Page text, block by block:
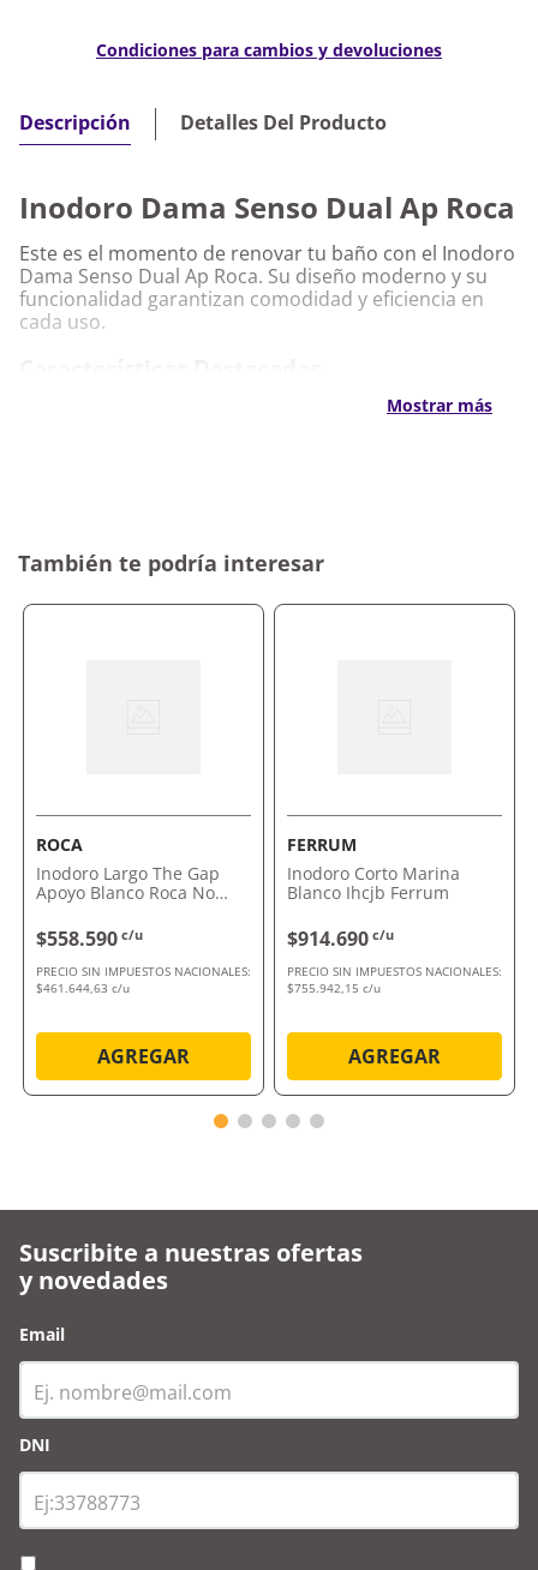
Condiciones para cambios y devoluciones
Descripción Detalles Del Producto
Inodoro Dama Senso Dual Ap Roca
Este es el momento de renovar tu baño con el Inodoro
Dama Senso Dual Ap Roca. Su diseño moderno y su
funcionalidad garantizan comodidad y eficiencia en
cada uso.
Inodoro Dama Senso Dual Ap Roca
Material de alta calidad que garantiza resistencia
y durabilidad
Comprálo ahora con envío a domicilio o retiro en
tienda.
Mostrar más
También te podría interesar
ROCA
Inodoro Largo The Gap
Apoyo Blanco Roca No
asiento
$558.590 c/u
PRECIO SIN IMPUESTOS NACIONALES:
$461.644,63 c/u
AGREGAR
FERRUM
Inodoro Corto Marina
Blanco Ihcjb Ferrum
$914.690 c/u
PRECIO SIN IMPUESTOS NACIONALES:
$755.942,15 c/u
AGREGAR
Suscribite a nuestras ofertas
y novedades
Email
DNI